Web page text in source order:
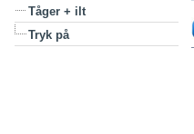
Tåger + ilt
Tryk på